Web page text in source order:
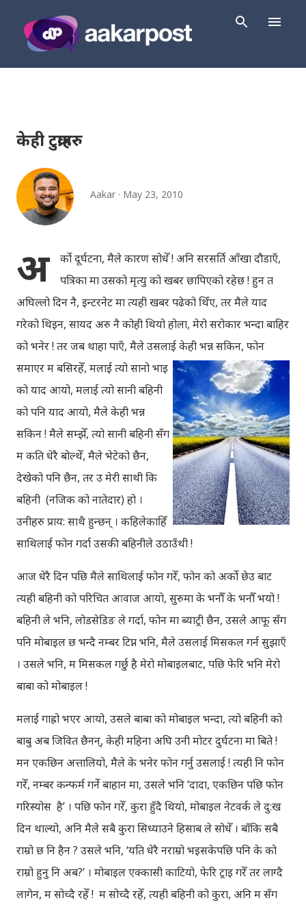
केही टुक्राहरु
Aakar May 23, 2010
अ
र्को दूर्घटना, मैले कारण सोधेँ ! अनि सरसर्ति आँखा दौडाएँ,
पत्रिका मा उसको मृत्यु को खबर छापिएको रहेछ ! हुन त
अघिल्लो दिन नै, इन्टरनेट मा त्यही खबर पढेको थिँए, तर मैले याद
गरेको थिइन, सायद अरु नै कोही थियो होला, मेरो सरोकार भन्दा बाहिर
को भनेर ! तर जब थाहा पाएँ, मैले उसलाई केही भन्न सकिन, फोन
समाएर म बसिरहेँ, मलाई त्यो सानोभाइ
को याद आयो, मलाई त्यो सानी बहिनी
को पनि याद आयो, मैले केही भन्न
सकिन ! मैले सम्झेँ, त्यो सानी बहिनी सँग
म कति धेरै बोल्थेँ, मैले भेटेको छैन,
देखेको पनि छैन, तर उ मेरी साथी कि
बहिनी (नजिक को नातेदार) हो ।
उनीहरु प्राय: साथै हुन्छन् । कहिलेकाहिँ
साथिलाई फोन गर्दा उसकी बहिनीले उठाउँथी !
आज धेरै दिन पछि मैले साथिलाई फोन गरेँ, फोन को अर्को छेउ बाट
त्यही बहिनी को परिचित आवाज आयो, सुरुमा के भनौँ के भनौँ भयो !
बहिनी ले भनि, लोडसेडिङ ले गर्दा, फोन मा ब्याट्री छैन, उसले आफू सँग
पनि मोबाइल छ भन्दै नम्बर टिप्न भनि, मैले उसलाई मिसकल गर्न सुझाएँ
। उसले भनि, म मिसकल गर्छु है मेरो मोबाइलबाट, पछि फेरि भनि मेरो
बाबा को मोबाइल !
मलाई गाह्रो भएर आयो, उसले बाबा को मोबाइल भन्दा, त्यो बहिनी को
बाबु अब जिवित छैनन्, केही महिना अघि उनी मोटर दुर्घटना मा बिते !
मन एकछिन अत्तालियो, मैले के भनेर फोन गर्नु उसलाई ! त्यही नि फोन
गरेँ, नम्बर कन्फर्म गर्ने बाहान मा, उसले भनि ‘दादा, एकछिन पछि फोन
गरिस्योस है’ । पछि फोन गरेँ, कुरा हुँदै थियो, मोबाइल नेटवर्क ले दु:ख
दिन थाल्यो, अनि मैले सबै कुरा सिध्याउने हिसाब ले सोधेँ । बाँकि सबै
राम्रो छ नि हैन ? उसले भनि, ‘यति धेरै नराम्रो भइसकेपछि पनि के को
राम्रो हुनु नि अब?’ । मोबाइल एक्कासी काटियो, फेरि ट्राइ गरेँ तर लाग्दै
लागेन, म सोच्दै रहेँ ! म सोच्दै रहेँ, त्यही बहिनी को कुरा, अनि म सँग